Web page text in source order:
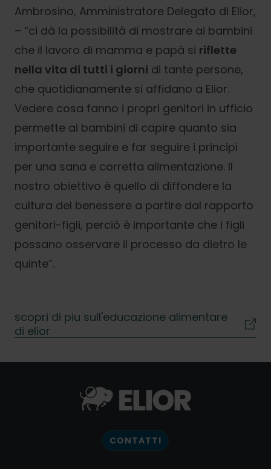
Ambrosino, Amministratore Delegato di Elior,
– “ci dà la possibilità di mostrare ai bambini
che il lavoro di mamma e papà si riflette
nella vita di tutti i giorni di tante persone,
che quotidianamente si affidano a Elior.
Vedere cosa fanno i propri genitori in ufficio
permette ai bambini di capire quanto sia
importante seguire e far seguire i principi
per una sana e corretta alimentazione. Il
nostro obiettivo è quello di diffondere la
cultura del benessere a partire dal rapporto
genitori-figli, perciò è importante che i figli
possano osservare il processo da dietro le
quinte”.
scopri di piu sull'educazione alimentare
di elior
CONTATTI